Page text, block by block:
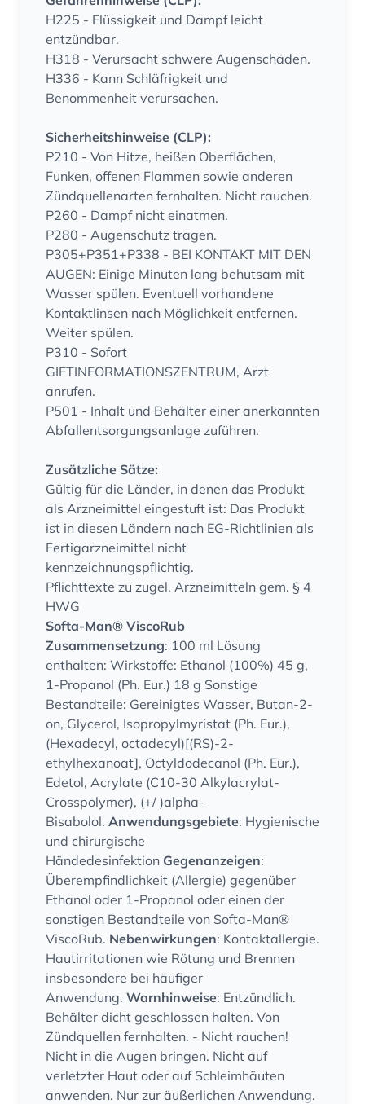
H225 - Flüssigkeit und Dampf leicht
entzündbar.
H318 - Verursacht schwere Augenschäden.
H336 - Kann Schläfrigkeit und
Benommenheit verursachen.
Sicherheitshinweise (CLP):
P210 - Von Hitze, heißen Oberflächen,
Funken, offenen Flammen sowie anderen
Zündquellenarten fernhalten. Nicht rauchen.
P260 - Dampf nicht einatmen.
P280 - Augenschutz tragen.
P305+P351+P338 - BEI KONTAKT MIT DEN
AUGEN: Einige Minuten lang behutsam mit
Wasser spülen. Eventuell vorhandene
Kontaktlinsen nach Möglichkeit entfernen.
Weiter spülen.
P310 - Sofort
GIFTINFORMATIONSZENTRUM, Arzt
anrufen.
P501 - Inhalt und Behälter einer anerkannten
Abfallentsorgungsanlage zuführen.
Zusätzliche Sätze:
Gültig für die Länder, in denen das Produkt
als Arzneimittel eingestuft ist: Das Produkt
ist in diesen Ländern nach EG-Richtlinien als
Fertigarzneimittel nicht
kennzeichnungspflichtig.
Pflichttexte zu zugel. Arzneimitteln gem. § 4
HWG
Softa-Man® ViscoRub
Zusammensetzung: 100 ml Lösung
enthalten: Wirkstoffe: Ethanol (100%) 45 g,
1-Propanol (Ph. Eur.) 18 g Sonstige
Bestandteile: Gereinigtes Wasser, Butan-2-
on, Glycerol, Isopropylmyristat (Ph. Eur.),
(Hexadecyl, octadecyl)[(RS)-2-
ethylhexanoat], Octyldodecanol (Ph. Eur.),
Edetol, Acrylate (C10-30 Alkylacrylat-
Crosspolymer), (+/ )alpha-
Bisabolol. Anwendungsgebiete: Hygienische
und chirurgische
Händedesinfektion Gegenanzeigen:
Überempfindlichkeit (Allergie) gegenüber
Ethanol oder 1-Propanol oder einen der
sonstigen Bestandteile von Softa-Man®
ViscoRub. Nebenwirkungen: Kontaktallergie.
Hautirritationen wie Rötung und Brennen
insbesondere bei häufiger
Anwendung. Warnhinweise: Entzündlich.
Behälter dicht geschlossen halten. Von
Zündquellen fernhalten. - Nicht rauchen!
Nicht in die Augen bringen. Nicht auf
verletzter Haut oder auf Schleimhäuten
anwenden. Nur zur äußerlichen Anwendung.